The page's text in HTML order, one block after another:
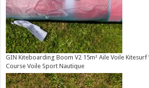
GIN Kiteboarding Boom V2 15m² Aile Voile Kitesurf
Course Voile Sport Nautique